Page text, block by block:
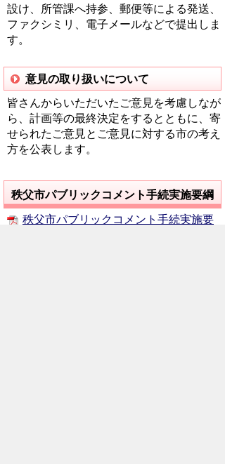
設け、所管課へ持参、郵便等による発送、
ファクシミリ、電子メールなどで提出しま
す。
意見の取り扱いについて
皆さんからいただいたご意見を考慮しなが
ら、計画等の最終決定をするとともに、寄
せられたご意見とご意見に対する市の考え
方を公表します。
秩父市パブリックコメント手続実施要綱
秩父市パブリックコメント手続実施要